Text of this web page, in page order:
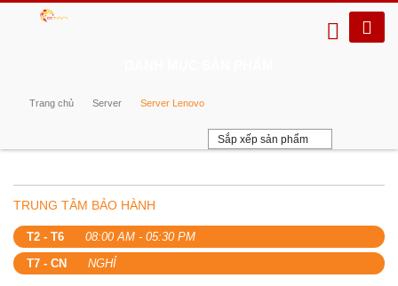
Trang chủ Server Server Lenovo
Sắp xếp sản phẩm
TRUNG TÂM BẢO HÀNH
T2 - T6
08:00 AM - 05:30 PM
T7 - CN
NGHỈ